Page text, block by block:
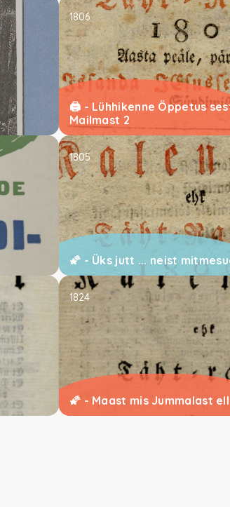
🖨 - Lühhikenne Öppetus
Mailmast 2
1806
🌠 - Üks jutt ... neist
1805
🌠 - Maast mis Jummalast
1824